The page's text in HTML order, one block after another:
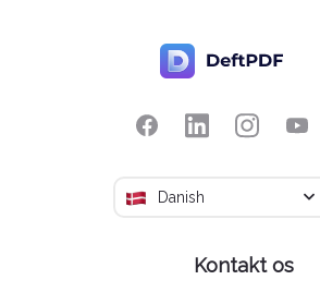
Danish
Kontakt os